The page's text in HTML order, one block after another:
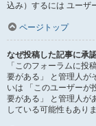
込み）するには ユーザ
ページトップ
なぜ投稿した記事に承
「このフォーラムに投
要がある」 と管理人が
いは 「このユーザーが
要がある」 と管理人が
している可能性もあり